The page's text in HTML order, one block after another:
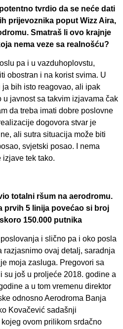
tvrdio da se neće dati
prijevoznika poput Wizz Aira,
Smatraš li ovo krajnje
nema veze sa realnošću?
pa i u vazduhoplovstu,
obostran i na korist svima. U
bih isto reagovao, ali ipak
javnost sa takvim izjavama čak
da treba imati dobre poslovne
dogovora stvar je
ali sutra situacija može biti
svjetski posao. I nema
tek tako.
totalni ršum na aerodromu.
prvih 5 linija povećao si broj
150.000 putnika
i slično pa i oko posla
razjasnimo ovaj detalj, saradnja
moja zasluga. Pregovori sa
su još u proljeće 2018. godine a
a u tom vremenu direktor
odnosno Aerodroma Banja
Kovačević sadašnji
ovom prilikom srdačno